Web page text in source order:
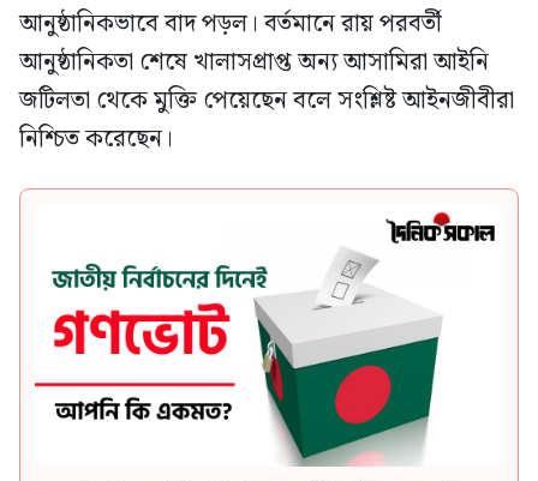
আনুষ্ঠানিকভাবে বাদ পড়ল। বর্তমানে রায় পরবর্তী
আনুষ্ঠানিকতা শেষে খালাসপ্রাপ্ত অন্য আসামিরা আইনি
জটিলতা থেকে মুক্তি পেয়েছেন বলে সংশ্লিষ্ট আইনজীবীরা
নিশ্চিত করেছেন।